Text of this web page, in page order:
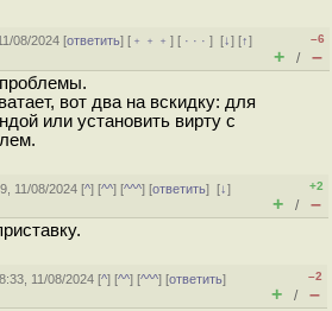
08/2024 [ответить] [ ﹢﹢﹢] [ · · ·][↓] [↑]
–6
+ / –
вот два на вскидку: для
или установить вирту с
11/08/2024 [^] [^^] [^^^] [ответить][↓]
+2
+ / –
11/08/2024 [^] [^^] [^^^] [ответить]
–2
+ / –